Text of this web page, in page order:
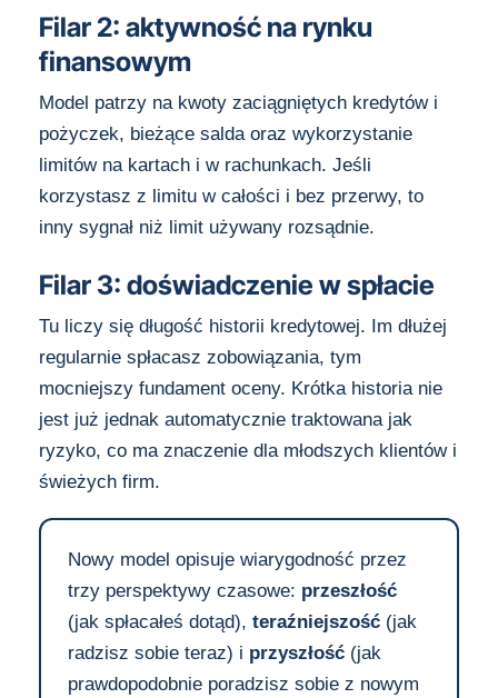
Filar 2: aktywność na rynku
finansowym
Model patrzy na kwoty zaciągniętych kredytów i
pożyczek, bieżące salda oraz wykorzystanie
limitów na kartach i w rachunkach. Jeśli
korzystasz z limitu w całości i bez przerwy, to
inny sygnał niż limit używany rozsądnie.
Filar 3: doświadczenie w spłacie
Tu liczy się długość historii kredytowej. Im dłużej
regularnie spłacasz zobowiązania, tym
mocniejszy fundament oceny. Krótka historia nie
jest już jednak automatycznie traktowana jak
ryzyko, co ma znaczenie dla młodszych klientów i
świeżych firm.
Nowy model opisuje wiarygodność przez
trzy perspektywy czasowe: przeszłość
(jak spłacałeś dotąd), teraźniejszość (jak
radzisz sobie teraz) i przyszłość (jak
prawdopodobnie poradzisz sobie z nowym